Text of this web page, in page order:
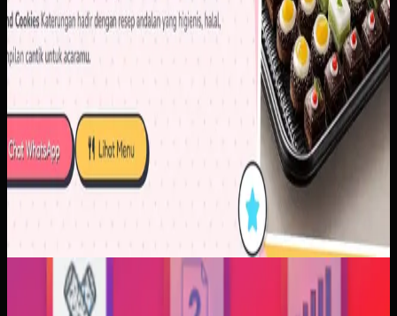
Aplikasi Mobile
Trajectfika